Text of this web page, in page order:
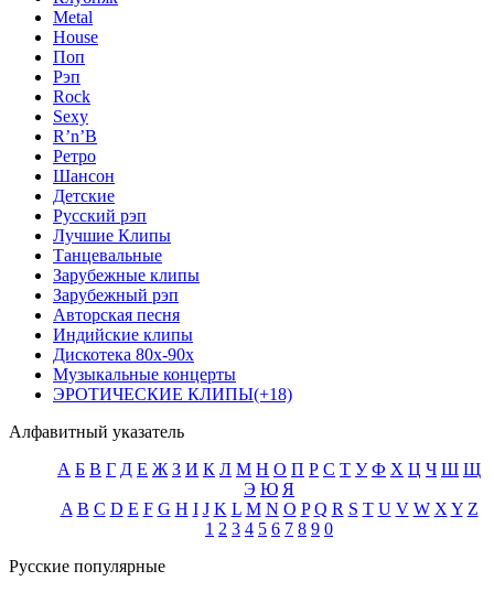
Metal
House
Поп
Рэп
Rock
Sexy
R’n’B
Ретро
Шансон
Детские
Русский рэп
Лучшие Клипы
Танцевальные
Зарубежные клипы
Зарубежный рэп
Авторская песня
Индийские клипы
Дискотека 80х-90х
Музыкальные концерты
ЭРОТИЧЕСКИЕ КЛИПЫ(+18)
Алфавитный указатель
А Б В Г Д Е Ж З И К Л М Н О П Р С Т У Ф Х Ц Ч Ш Щ
Э Ю Я
A B C D E F G H I J K L M N O P Q R S T U V W X Y Z
1 2 3 4 5 6 7 8 9 0
Русские популярные